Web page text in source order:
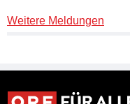
Weitere Meldungen